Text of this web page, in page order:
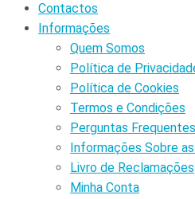
Contactos
Informações
Quem Somos
Política de
Política de Cookies
Termos e Condições
Perguntas Frequentes
Informações Sobre
Livro de Reclamações
Minha Conta